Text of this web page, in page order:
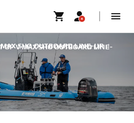
OF V MAX SHO OUTBOARD LINE-
SHO OUTBOARD LINE-UP |